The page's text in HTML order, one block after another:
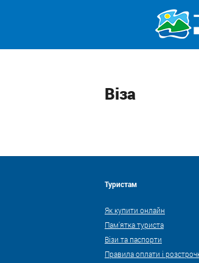
Віза
Туристам
Як купити онлайн
Пам'ятка туриста
Візи та паспорти
Правила оплати і